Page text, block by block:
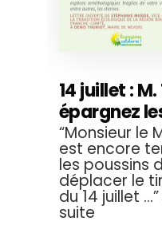
14 juillet :
épargnez
“Monsieur le
est encore
les poussins
déplacer le
du 14 juillet
suite